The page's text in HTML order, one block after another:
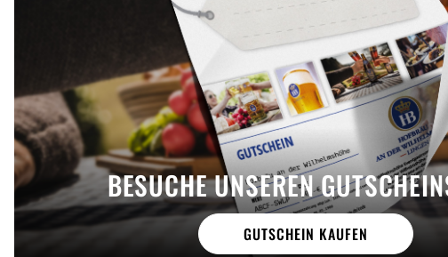
BESUCHE UNSEREN
GUTSCHEIN KAUFEN